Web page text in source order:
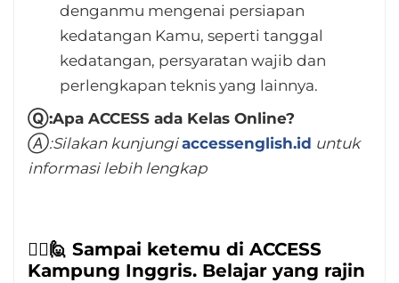
denganmu mengenai persiapan
kedatangan Kamu, seperti tanggal
kedatangan, persyaratan wajib dan
perlengkapan teknis yang lainnya.
Ⓠ:Apa ACCESS ada Kelas Online?
Ⓐ:Silakan kunjungiaccessenglish.id untuk
informasi lebih lengkap
🙋‍♂️🙋 Sampai ketemu di ACCESS
Kampung Inggris. Belajar yang rajin